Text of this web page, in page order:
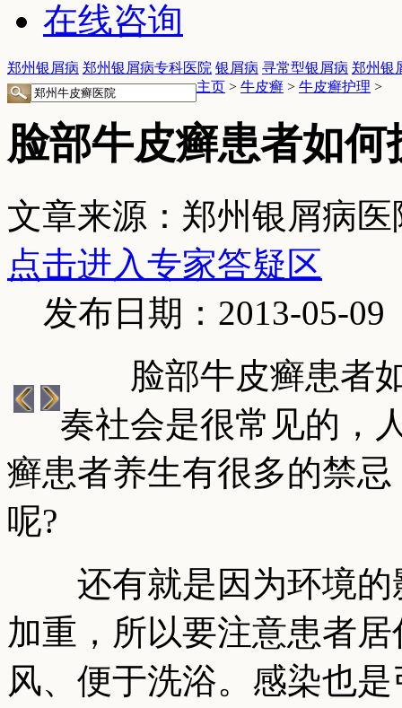
在线咨询
郑州银屑病 郑州银屑病专科医院 银屑病 寻常型银屑病 郑州银
主页 > 牛皮癣 > 牛皮癣护理 >
脸部牛皮癣患者如何
文章来源：郑州银屑病医
点击进入专家答疑区
发布日期：2013-05-09
脸部牛皮癣患者如
奏社会是很常见的，
癣患者养生有很多的禁
呢?
还有就是因为环境的
加重，所以要注意患者
风、便于洗浴。感染也